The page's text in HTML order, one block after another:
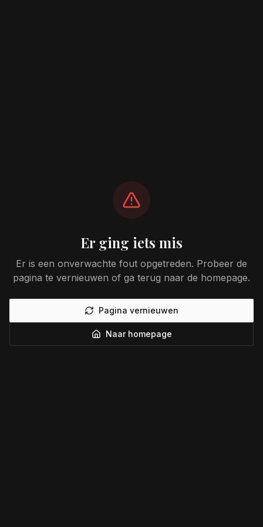
Er ging iets mis
Er is een onverwachte fout opgetreden. Probeer de
pagina te vernieuwen of ga terug naar de homepage.
Pagina vernieuwen
Naar homepage